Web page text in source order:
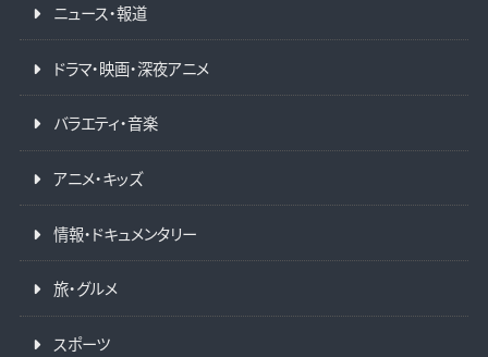
ニュース・報道
ドラマ・映画・深夜アニメ
バラエティ・音楽
アニメ・キッズ
情報・ドキュメンタリー
旅・グルメ
スポーツ